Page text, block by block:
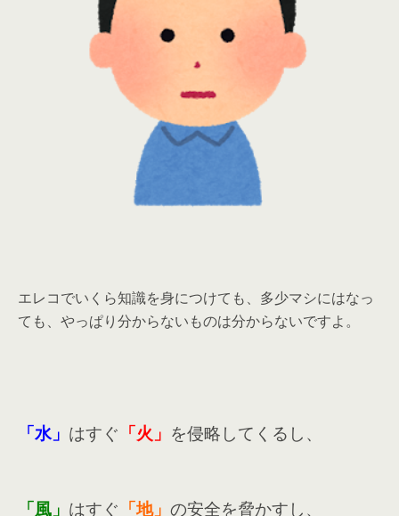
エレコでいくら知識を身につけても、多少マシにはなっ
ても、やっぱり分からないものは分からないですよ。
「水」 はすぐ 「火」 を侵略してくるし、
「風」 はすぐ 「地」 の安全を脅かすし、